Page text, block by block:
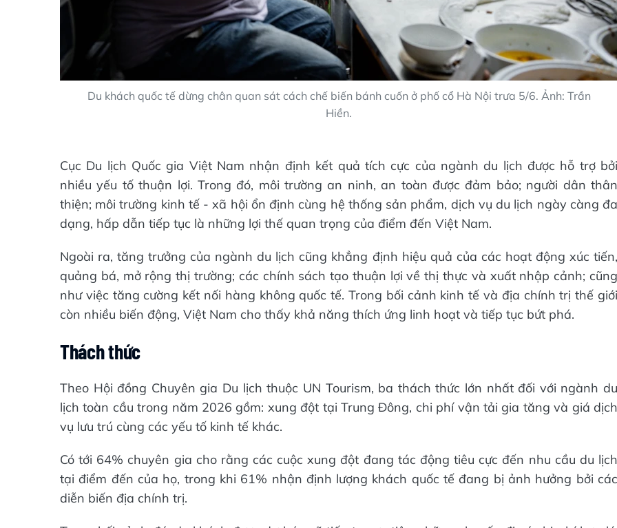
Du khách quốc tế dừng chân quan sát cách chế biến bánh cuốn ở phố cổ Hà Nội trưa 5/6. Ảnh: Trần
Hiền.
Cục Du lịch Quốc gia Việt Nam nhận định kết quả tích cực của ngành du lịch được hỗ trợ bởi
nhiều yếu tố thuận lợi. Trong đó, môi trường an ninh, an toàn được đảm bảo; người dân thân
thiện; môi trường kinh tế - xã hội ổn định cùng hệ thống sản phẩm, dịch vụ du lịch ngày càng đa
dạng, hấp dẫn tiếp tục là những lợi thế quan trọng của điểm đến Việt Nam.
Ngoài ra, tăng trưởng của ngành du lịch cũng khẳng định hiệu quả của các hoạt động xúc tiến,
quảng bá, mở rộng thị trường; các chính sách tạo thuận lợi về thị thực và xuất nhập cảnh; cũng
như việc tăng cường kết nối hàng không quốc tế. Trong bối cảnh kinh tế và địa chính trị thế giới
còn nhiều biến động, Việt Nam cho thấy khả năng thích ứng linh hoạt và tiếp tục bứt phá.
Thách thức
Theo Hội đồng Chuyên gia Du lịch thuộc UN Tourism, ba thách thức lớn nhất đối với ngành du
lịch toàn cầu trong năm 2026 gồm: xung đột tại Trung Đông, chi phí vận tải gia tăng và giá dịch
vụ lưu trú cùng các yếu tố kinh tế khác.
Có tới 64% chuyên gia cho rằng các cuộc xung đột đang tác động tiêu cực đến nhu cầu du lịch
tại điểm đến của họ, trong khi 61% nhận định lượng khách quốc tế đang bị ảnh hưởng bởi các
diễn biến địa chính trị.